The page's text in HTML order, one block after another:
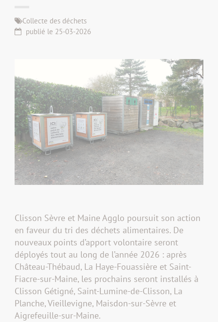
Collecte des déchets
publié le 25-03-2026
Clisson Sèvre et Maine Agglo poursuit son action
en faveur du tri des déchets alimentaires. De
nouveaux points d’apport volontaire seront
déployés tout au long de l’année 2026 : après
Château-Thébaud, La Haye-Fouassière et Saint-
Fiacre-sur-Maine, les prochains seront installés à
Clisson Gétigné, Saint-Lumine-de-Clisson, La
Planche, Vieillevigne, Maisdon-sur-Sèvre et
Aigrefeuille-sur-Maine.